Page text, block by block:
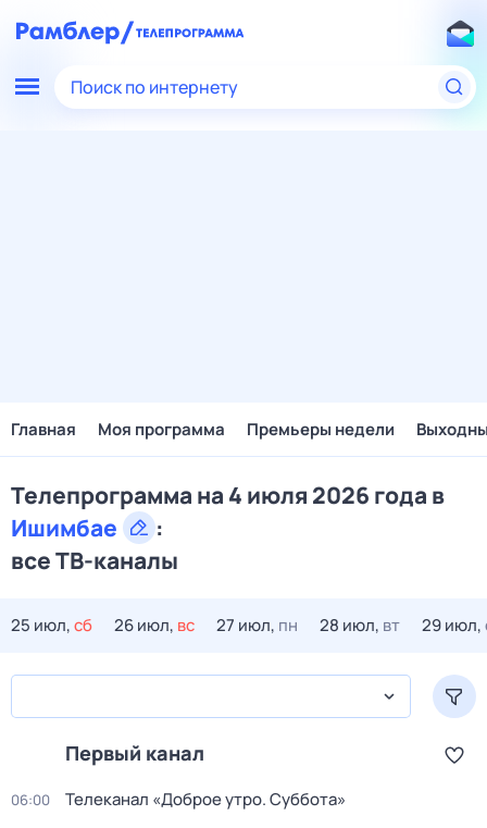
Поиск по интернету
Главная Моя программа Премьеры недели
Телепрограмма на 4 июля 2026 года в
Ишимбае
:
все ТВ-каналы
25 июл,сб 26 июл, вс 27 июл, пн 28 июл, вт 29 июл,
Первый канал
06:00 Телеканал «Доброе утро. Суббота»